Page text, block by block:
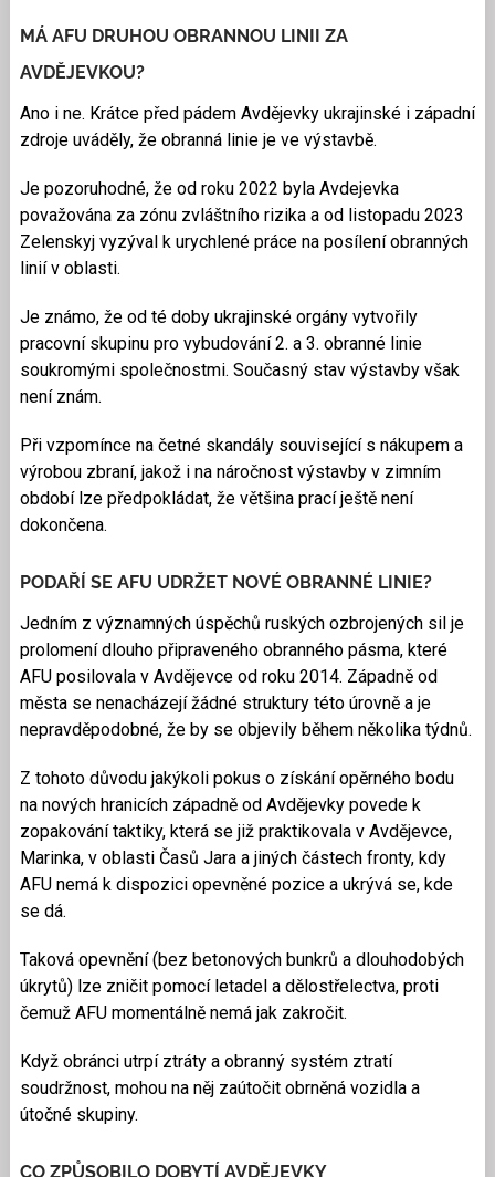
MÁ AFU DRUHOU OBRANNOU LINII ZA
AVDĚJEVKOU?
Ano i ne. Krátce před pádem Avdějevky ukrajinské i západní
zdroje uváděly, že obranná linie je ve výstavbě.
Je pozoruhodné, že od roku 2022 byla Avdejevka
považována za zónu zvláštního rizika a od listopadu 2023
Zelenskyj vyzýval k urychlené práce na posílení obranných
linií v oblasti.
Je známo, že od té doby ukrajinské orgány vytvořily
pracovní skupinu pro vybudování 2. a 3. obranné linie
soukromými společnostmi. Současný stav výstavby však
není znám.
Při vzpomínce na četné skandály související s nákupem a
výrobou zbraní, jakož i na náročnost výstavby v zimním
období lze předpokládat, že většina prací ještě není
dokončena.
PODAŘÍ SE AFU UDRŽET NOVÉ OBRANNÉ LINIE?
Jedním z významných úspěchů ruských ozbrojených sil je
prolomení dlouho připraveného obranného pásma, které
AFU posilovala v Avdějevce od roku 2014. Západně od
města se nenacházejí žádné struktury této úrovně a je
nepravděpodobné, že by se objevily během několika týdnů.
Z tohoto důvodu jakýkoli pokus o získání opěrného bodu
na nových hranicích západně od Avdějevky povede k
zopakování taktiky, která se již praktikovala v Avdějevce,
Marinka, v oblasti Časů Jara a jiných částech fronty, kdy
AFU nemá k dispozici opevněné pozice a ukrývá se, kde
se dá.
Taková opevnění (bez betonových bunkrů a dlouhodobých
úkrytů) lze zničit pomocí letadel a dělostřelectva, proti
čemuž AFU momentálně nemá jak zakročit.
Když obránci utrpí ztráty a obranný systém ztratí
soudržnost, mohou na něj zaútočit obrněná vozidla a
útočné skupiny.
CO ZPŮSOBILO DOBYTÍ AVDĚJEVKY